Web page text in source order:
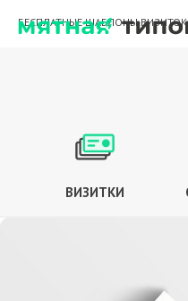
БЕСПЛАТНЫЕ ШАБЛОНЫ ВИЗИТОК
ВИЗИТКИ